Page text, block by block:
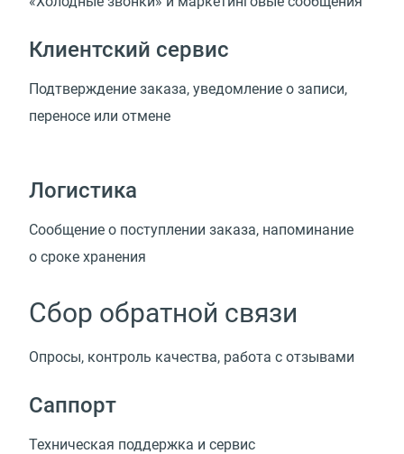
Клиентский сервис
Подтверждение заказа, уведомление о записи,
переносе или отмене
Логистика
Сообщение о поступлении заказа, напоминание
о сроке хранения
Сбор обратной связи
Опросы, контроль качества, работа с отзывами
Саппорт
Техническая поддержка и сервис